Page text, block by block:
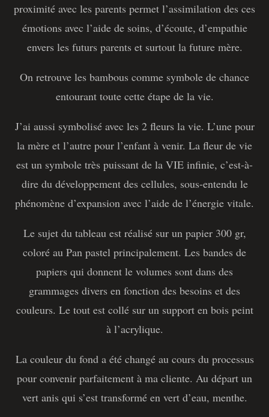
proximité avec les parents permet l’assimilation des ces
émotions avec l’aide de soins, d’écoute, d’empathie
envers les futurs parents et surtout la future mère.
On retrouve les bambous comme symbole de chance
entourant toute cette étape de la vie.
J’ai aussi symbolisé avec les 2 fleurs la vie. L’une pour
la mère et l’autre pour l’enfant à venir. La fleur de vie
est un symbole très puissant de la VIE infinie, c’est-à-
dire du développement des cellules, sous-entendu le
phénomène d’expansion avec l’aide de l’énergie vitale.
Le sujet du tableau est réalisé sur un papier 300 gr,
coloré au Pan pastel principalement. Les bandes de
papiers qui donnent le volumes sont dans des
grammages divers en fonction des besoins et des
couleurs. Le tout est collé sur un support en bois peint
à l’acrylique.
La couleur du fond a été changé au cours du processus
pour convenir parfaitement à ma cliente. Au départ un
vert anis qui s’est transformé en vert d’eau, menthe.